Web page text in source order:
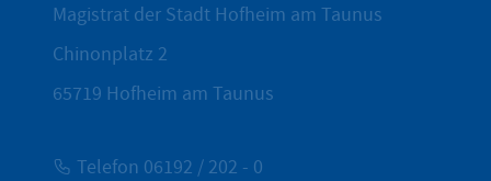
Magistrat der Stadt Hofheim am Taunus
Chinonplatz 2
65719 Hofheim am Taunus
Telefon 06192 / 202 - 0